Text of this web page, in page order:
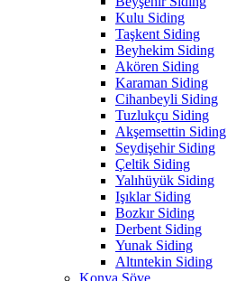
Kulu Siding
Taşkent Siding
Beyhekim Siding
Akören Siding
Karaman Siding
Cihanbeyli Siding
Tuzlukçu Siding
Akşemsettin Siding
Seydişehir Siding
Çeltik Siding
Yalıhüyük Siding
Işıklar Siding
Bozkır Siding
Derbent Siding
Yunak Siding
Altıntekin Siding